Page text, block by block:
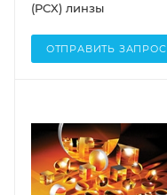
(PCX) линзы
ОТПРАВИТЬ ЗАПРОС